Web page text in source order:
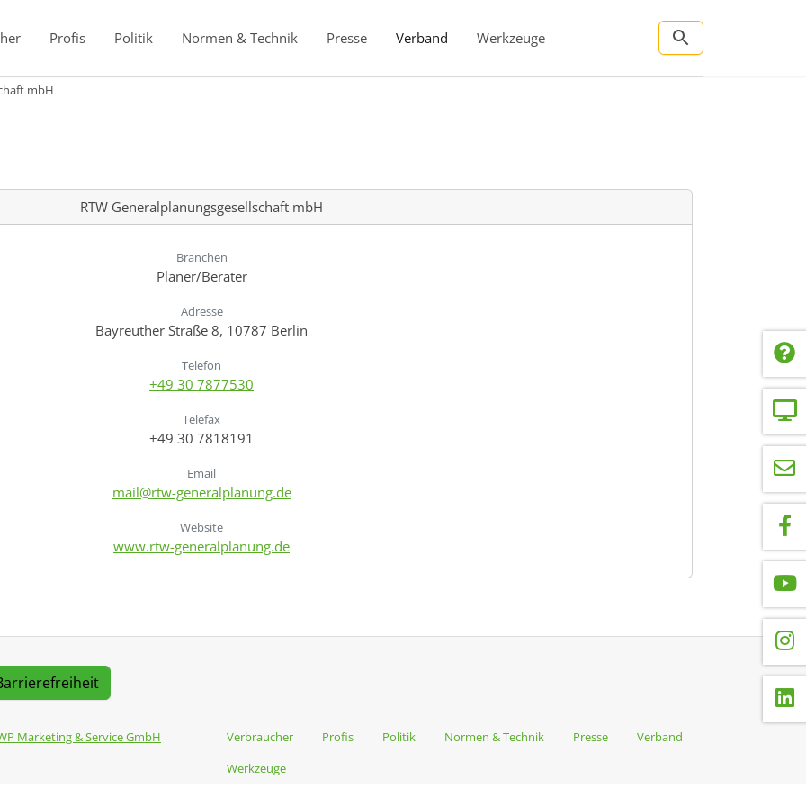
Profis Politik Normen & Technik Presse Verband Werkzeuge
mbH
RTW Generalplanungsgesellschaft mbH
Branchen
Planer/Berater
Adresse
Bayreuther Straße 8, 10787 Berlin
Telefon
+49 30 7877530
Telefax
+49 30 7818191
Email
mail@rtw-generalplanung.de
Website
www.rtw-generalplanung.de
Marketing & Service GmbH
Verbraucher Profis Politik Normen & Technik Presse
Verband
Werkzeuge